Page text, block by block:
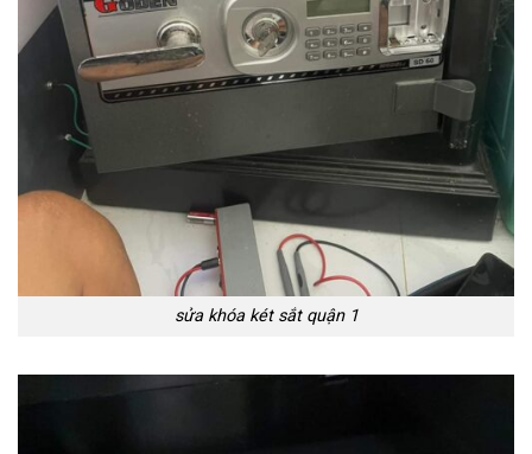
sửa khóa két sắt quận 1